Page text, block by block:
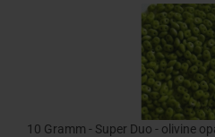
10 Gramm - Super Duo - olivine